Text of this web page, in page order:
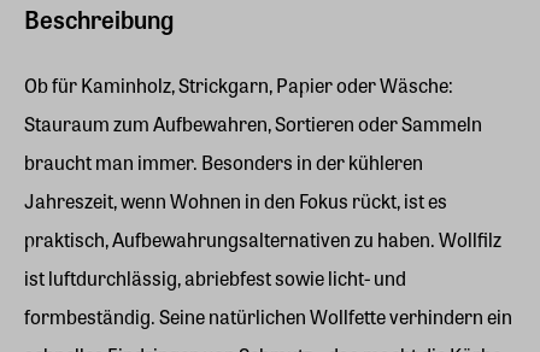
Beschreibung
Ob für Kaminholz, Strickgarn, Papier oder Wäsche:
Stauraum zum Aufbewahren, Sortieren oder Sammeln
braucht man immer. Besonders in der kühleren
Jahreszeit, wenn Wohnen in den Fokus rückt, ist es
praktisch, Aufbewahrungsalternativen zu haben. Wollfilz
ist luftdurchlässig, abriebfest sowie licht- und
formbeständig. Seine natürlichen Wollfette verhindern ein